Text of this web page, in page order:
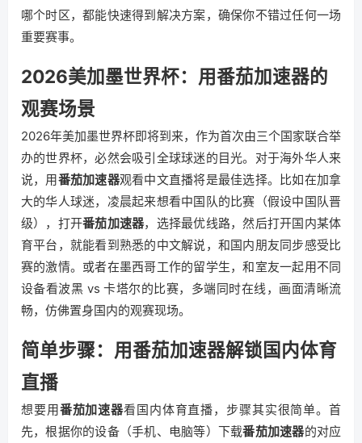
哪个时区，都能快速得到解决方案，确保你不错过任何一场
重要赛事。
2026美加墨世界杯：用番茄加速器的
观赛场景
2026年美加墨世界杯即将到来，作为首次由三个国家联合举
办的世界杯，必然会吸引全球球迷的目光。对于海外华人来
说，用番茄加速器观看中文直播将是最佳选择。比如在加拿
大的华人球迷，凌晨起来想看中国队的比赛（假设中国队晋
级），打开番茄加速器，选择最优线路，然后打开国内某体
育平台，就能看到熟悉的中文解说，和国内朋友同步感受比
赛的激情。或者在墨西哥工作的留学生，和室友一起用不同
设备看波黑 vs 卡塔尔的比赛，多端同时在线，画面清晰流
畅，仿佛置身国内的观赛现场。
简单步骤：用番茄加速器解锁国内体育
直播
想要用番茄加速器看国内体育直播，步骤其实很简单。首
先，根据你的设备（手机、电脑等）下载番茄加速器的对应